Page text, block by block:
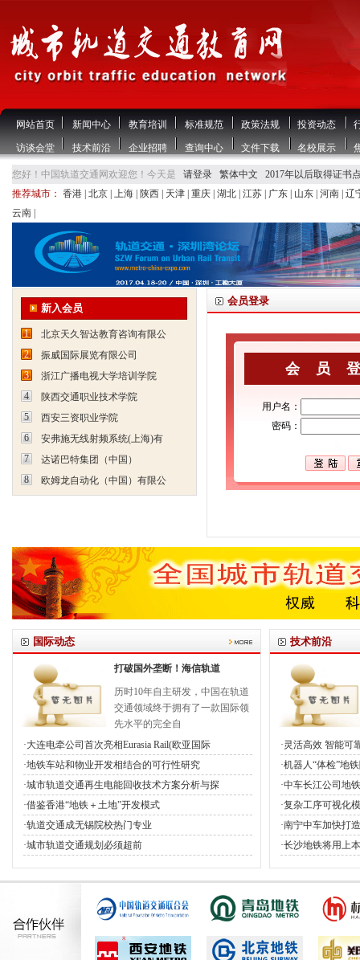
网站首页 新闻中心 教育培训 标准规范 政策法规 投资动态
访谈会堂 技术前沿 企业招聘 查询中心 文件下载 名校展示
您好！中国轨道交通网欢迎您！今天是 请登录 繁体中文
2017年以后取得证书
推荐城市： 香港 北京 上海 陕西 天津 重庆 湖北 江苏 广东 山东 河南 辽
云南
新入会员
1
北京天久智达教育咨询有限公
2
振威国际展览有限公司
3
浙江广播电视大学培训学院
4
陕西交通职业技术学院
5
西安三资职业学院
6
安弗施无线射频系统(上海)有
7
达诺巴特集团（中国）
8
欧姆龙自动化（中国）有限公
会员登录
会员
用户名：
密码：
国际动态
打破国外垄断！海信轨道
历时10年自主研发，中国在轨道
交通领域终于拥有了一款国际领
先水平的完全自
·大连电牵公司首次亮相Eurasia Rail(欧亚国际
·地铁车站和物业开发相结合的可行性研究
·城市轨道交通再生电能回收技术方案分析与探
·借鉴香港“地铁＋土地”开发模式
·轨道交通成无锡院校热门专业
·城市轨道交通规划必须超前
技术前沿
·灵活高效 智能
·机器人“体检”地
·中车长江公司地
·复杂工序可视化
·南宁中车加快打
·长沙地铁将用上